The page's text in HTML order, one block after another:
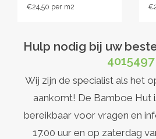
€24,50
Hulp nodig bij uw
4015497
Wij zijn de specialist als het
aankomt! De Bamboe Hut
bereikbaar voor vragen en
17.00 uur en op zaterdag